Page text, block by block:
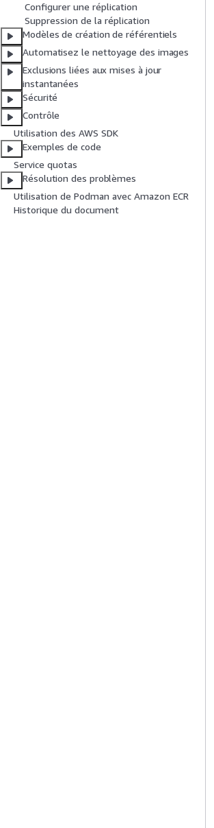
Configurer une réplication
Suppression de la réplication
Modèles de création de référentiels
Automatisez le nettoyage des images
Exclusions liées aux mises à jour
instantanées
Sécurité
Contrôle
Utilisation des AWS SDK
Exemples de code
Service quotas
Résolution des problèmes
Utilisation de Podman avec Amazon ECR
Historique du document